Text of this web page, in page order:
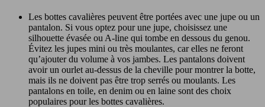
Les bottes cavalières peuvent être portées avec une jupe ou un
pantalon. Si vous optez pour une jupe, choisissez une
silhouette évasée ou A-line qui tombe en dessous du genou.
Évitez les jupes mini ou très moulantes, car elles ne feront
qu’ajouter du volume à vos jambes. Les pantalons doivent
avoir un ourlet au-dessus de la cheville pour montrer la botte,
mais ils ne doivent pas être trop serrés ou moulants. Les
pantalons en toile, en denim ou en laine sont des choix
populaires pour les bottes cavalières.